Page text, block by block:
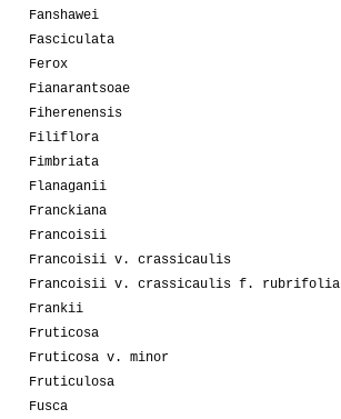
Fanshawei
Fasciculata
Ferox
Fianarantsoae
Fiherenensis
Filiflora
Fimbriata
Flanaganii
Franckiana
Francoisii
Francoisii v. crassicaulis
Francoisii v. crassicaulis f. rubrifolia
Frankii
Fruticosa
Fruticosa v. minor
Fruticulosa
Fusca